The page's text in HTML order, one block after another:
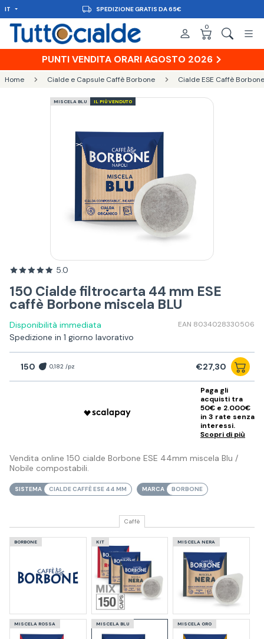
IT GRATIS DA 65€
0
PUNTI VENDITA ORARI AGOSTO 2026
Home Cialde e Capsule Caffè Borbone Cialde ESE Caffè
MISCELA BLU IL PIÙ VENDUTO
5.0
150 Cialde filtrocarta 44 mm ESE
caffè Borbone miscela BLU
Disponibilità immediata EAN 8034028330506
Spedizione in 1 giorno lavorativo
150 0,182 /pz €27,30
Paga gli
acquisti tra
50€ e 2.000€
in 3 rate senza
interessi.
Scopri di più
Vendita online 150 cialde Borbone ESE 44mm miscela Blu /
Nobile compostabili.
SISTEMA CIALDE CAFFÈ ESE 44 MM MARCA BORBONE
Caffè
BORBONE KIT MISCELA NERA
MISCELA ROSSA MISCELA BLU MISCELA ORO